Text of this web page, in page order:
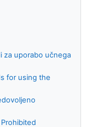
za uporabo učnega
for using the
Prohibited